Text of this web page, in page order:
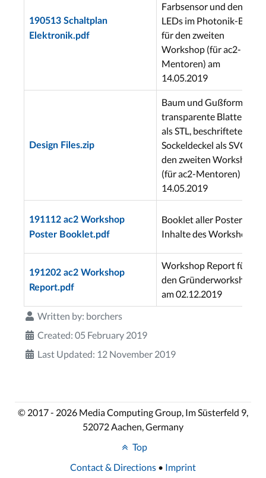
190513 Schaltplan
Elektronik.pdf
Farbsensor und den
LEDs im Photonik-Baum
für den zweiten
Workshop (für ac2-
Mentoren) am
14.05.2019
Design Files.zip
Baum und Gußform für
transparente Blattenden
als STL, beschrifteter
Sockeldeckel als SVG, für
den zweiten Workshop
(für ac2-Mentoren) am
14.05.2019
191112 ac2 Workshop
Poster Booklet.pdf
Booklet aller Poster und
Inhalte des Workshops
191202 ac2 Workshop
Report.pdf
Workshop Report für
den Gründerworkshop
am 02.12.2019
Written by: borchers
Created: 05 February 2019
Last Updated: 12 November 2019
© 2017 - 2026 Media Computing Group, Im Süsterfeld 9,
52072 Aachen, Germany
Top
Contact & Directions • Imprint